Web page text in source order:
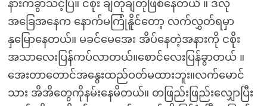
နားကခွာသင့်ပြီ။ ငစိုး ချီတုံချတုံဖြစ်နေတယ် ။ ဒီလို
အခြေအနေက နောက်မကြုံနိူင်တော့ လက်လွှတ်ရမှာ
နှမြောနေတယ်။ မခင်မေအေး အိပ်နေတဲ့အနားကို ငစိုး
အသာလေးပြန်ကပ်လာတယ်။စောင်လေးပြန်ခွာတယ် ။
အေးတာတောင်အနွေးထည်ဝတ်မထားဘူး။လက်မောင်
သား အိအိတွေကိုနမ်းနေမိတယ်။ တဖြည်းဖြည်းလျှောပြီး